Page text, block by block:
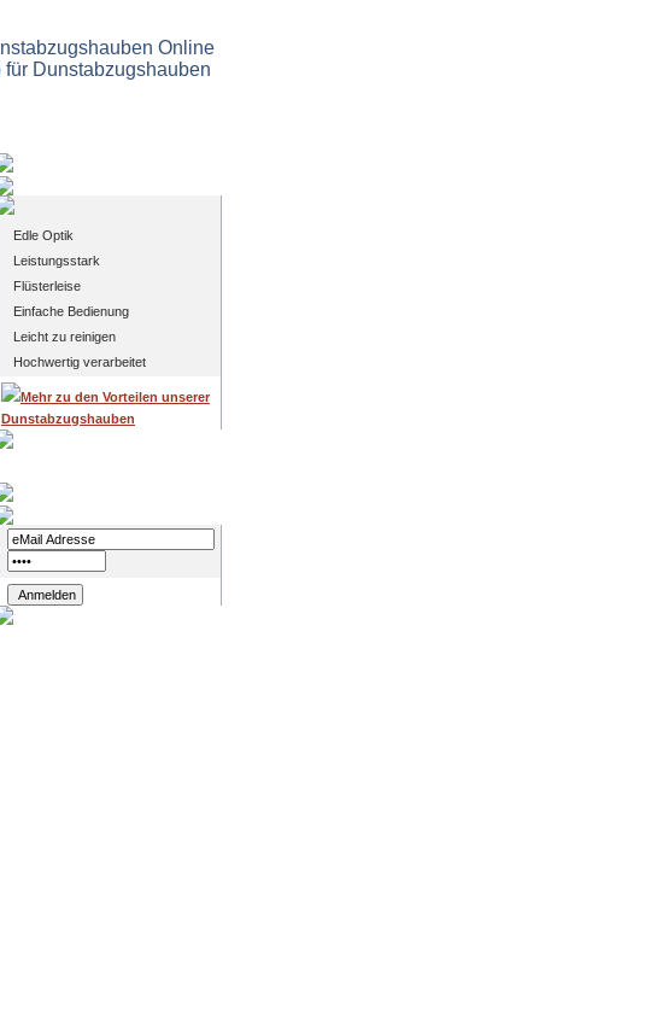
Edle Optik
Leistungsstark
Flüsterleise
Einfache Bedienung
Leicht zu reinigen
Hochwertig verarbeitet
Mehr zu den Vorteilen unserer
Dunstabzugshauben